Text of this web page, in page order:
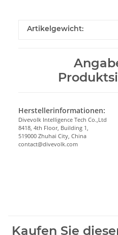
Artikelgewicht:
Herstellerinformationen:
Divevolk Intelligence Tech Co.,Ltd
8418, 4th Floor, Building 1,
519000 Zhuhai City, China
contact@divevolk.com
Kaufen Sie